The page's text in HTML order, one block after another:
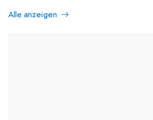
Alle anzeigen